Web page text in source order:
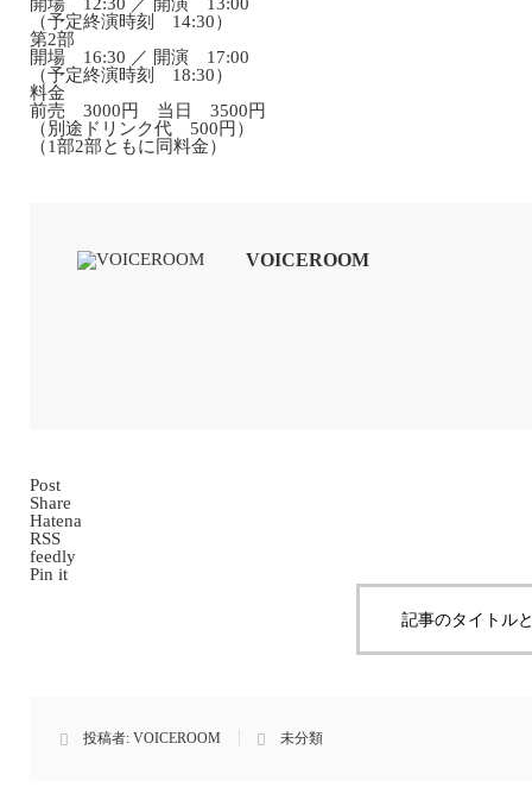
（予定終演時刻 14:30）
第2部
開場 16:30 ／ 開演 17:00
（予定終演時刻 18:30）
料金
前売 3000円 当日 3500円
（別途ドリンク代 500円）
（1部2部ともに同料金）
VOICEROOM
Post
Share
Hatena
RSS
feedly
Pin it
記事のタイトル
投稿者: VOICEROOM 未分類